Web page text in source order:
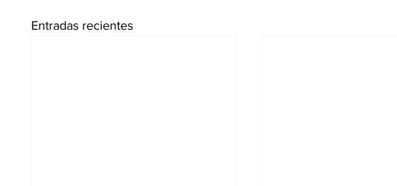
Entradas recientes